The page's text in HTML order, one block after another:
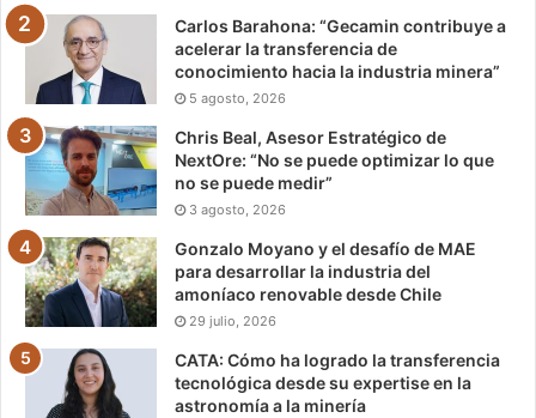
Carlos Barahona: “Gecamin contribuye a
acelerar la transferencia de
conocimiento hacia la industria minera”
5 agosto, 2026
Chris Beal, Asesor Estratégico de
NextOre: “No se puede optimizar lo que
no se puede medir”
3 agosto, 2026
Gonzalo Moyano y el desafío de MAE
para desarrollar la industria del
amoníaco renovable desde Chile
29 julio, 2026
CATA: Cómo ha logrado la transferencia
tecnológica desde su expertise en la
astronomía a la minería